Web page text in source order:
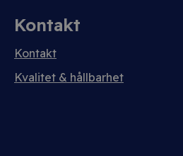
Kontakt
Kontakt
Kvalitet & hållbarhet